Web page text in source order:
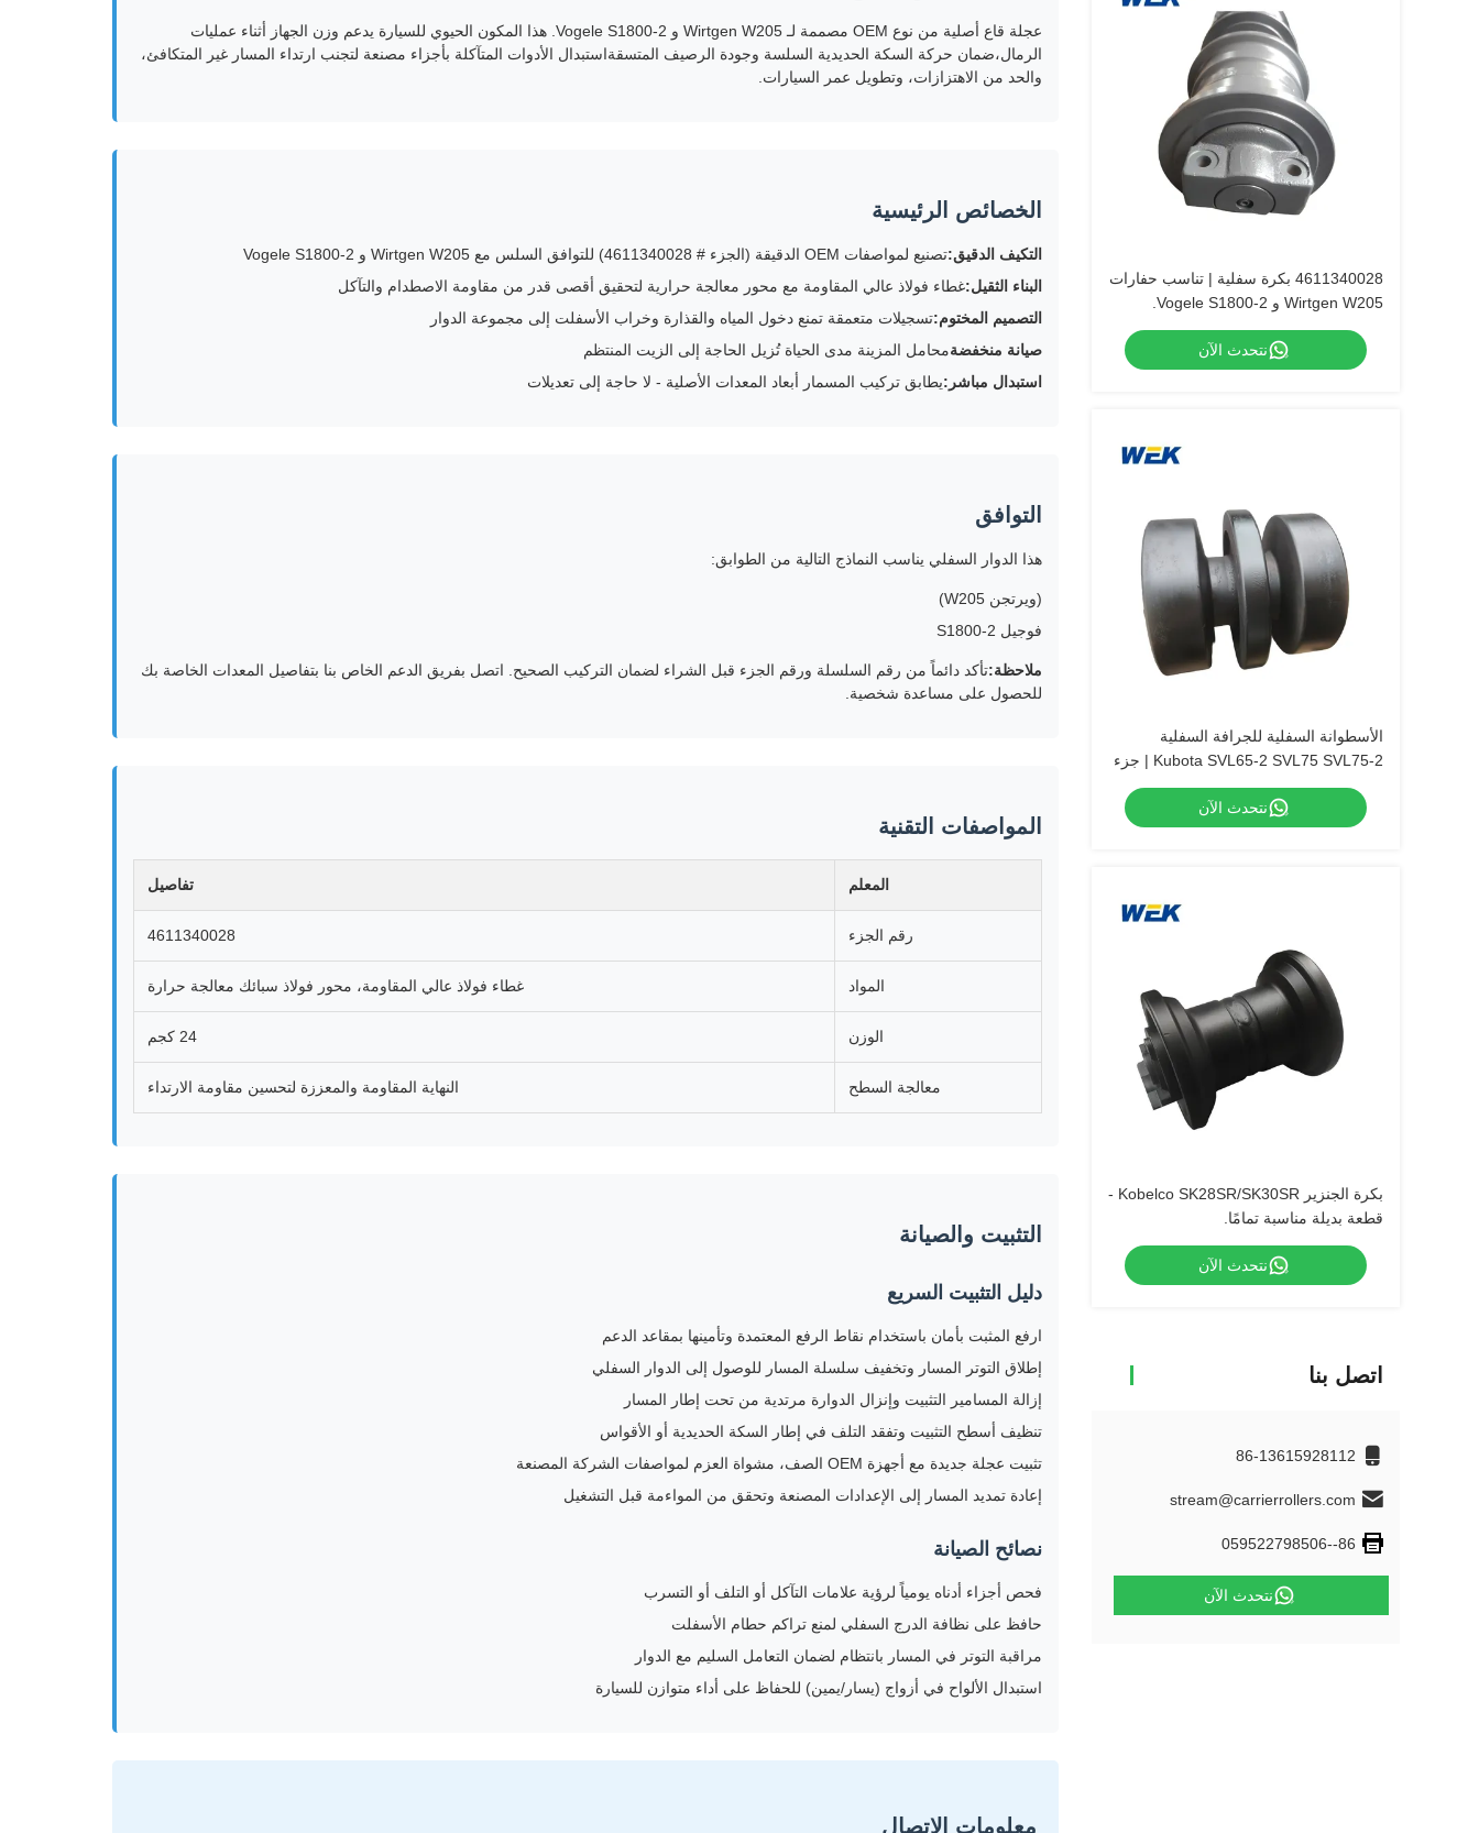
4611340028 بكرة سفلية | تناسب حفارات
Wirtgen W205 و Vogele S1800-2.
نتحدث الآن
الأسطوانة السفلية للجرافة السفلية
Kubota SVL65-2 SVL75 SVL75-2 | جزء
OEM # V0511-25104، V0511-25100.
نتحدث الآن
بكرة الجنزير Kobelco SK28SR/SK30SR -
قطعة بديلة مناسبة تمامًا.
نتحدث الآن
اتصل بنا
86-13615928112
stream@carrierrollers.com
86--059522798506
نتحدث الآن
عجلة قاع أصلية من نوع OEM مصممة لـ Wirtgen W205 و Vogele S1800-2. هذا المكون الحيوي للسيارة يدعم وزن الجهاز أثناء عمليات
الرمال،ضمان حركة السكة الحديدية السلسة وجودة الرصيف المتسقةاستبدال الأدوات المتآكلة بأجزاء مصنعة لتجنب ارتداء المسار غير المتكافئ،
والحد من الاهتزازات، وتطويل عمر السيارات.
الخصائص الرئيسية
التكيف الدقيق:تصنيع لمواصفات OEM الدقيقة (الجزء # 4611340028) للتوافق السلس مع Wirtgen W205 و Vogele S1800-2
البناء الثقيل:غطاء فولاذ عالي المقاومة مع محور معالجة حرارية لتحقيق أقصى قدر من مقاومة الاصطدام والتآكل
التصميم المختوم:تسجيلات متعمقة تمنع دخول المياه والقذارة وخراب الأسفلت إلى مجموعة الدوار
صيانة منخفضةمحامل المزينة مدى الحياة تُزيل الحاجة إلى الزيت المنتظم
استبدال مباشر:يطابق تركيب المسمار أبعاد المعدات الأصلية - لا حاجة إلى تعديلات
التوافق
هذا الدوار السفلي يناسب النماذج التالية من الطوابق:
(ويرتجن W205)
فوجيل S1800-2
ملاحظة:تأكد دائماً من رقم السلسلة ورقم الجزء قبل الشراء لضمان التركيب الصحيح. اتصل بفريق الدعم الخاص بنا بتفاصيل المعدات الخاصة بك
للحصول على مساعدة شخصية.
المواصفات التقنية
المعلم تفاصيل
رقم الجزء 4611340028
المواد غطاء فولاذ عالي المقاومة، محور فولاذ سبائك معالجة حرارة
الوزن 24 كجم
معالجة السطح النهاية المقاومة والمعززة لتحسين مقاومة الارتداء
التثبيت والصيانة
دليل التثبيت السريع
ارفع المثبت بأمان باستخدام نقاط الرفع المعتمدة وتأمينها بمقاعد الدعم
إطلاق التوتر المسار وتخفيف سلسلة المسار للوصول إلى الدوار السفلي
إزالة المسامير التثبيت وإنزال الدوارة مرتدية من تحت إطار المسار
تنظيف أسطح التثبيت وتفقد التلف في إطار السكة الحديدية أو الأقواس
تثبيت عجلة جديدة مع أجهزة OEM الصف، مشواة العزم لمواصفات الشركة المصنعة
إعادة تمديد المسار إلى الإعدادات المصنعة وتحقق من المواءمة قبل التشغيل
نصائح الصيانة
فحص أجزاء أدناه يومياً لرؤية علامات التآكل أو التلف أو التسرب
حافظ على نظافة الدرج السفلي لمنع تراكم حطام الأسفلت
مراقبة التوتر في المسار بانتظام لضمان التعامل السليم مع الدوار
استبدال الألواح في أزواج (يسار/يمين) للحفاظ على أداء متوازن للسيارة
معلومات الاتصال